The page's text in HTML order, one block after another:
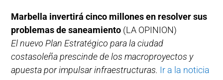
Marbella invertirá cinco millones en resolver sus
problemas de saneamiento (LA OPINION)
El nuevo Plan Estratégico para la ciudad
costasoleña prescinde de los macroproyectos y
apuesta por impulsar infraestructuras. Ir a la noticia